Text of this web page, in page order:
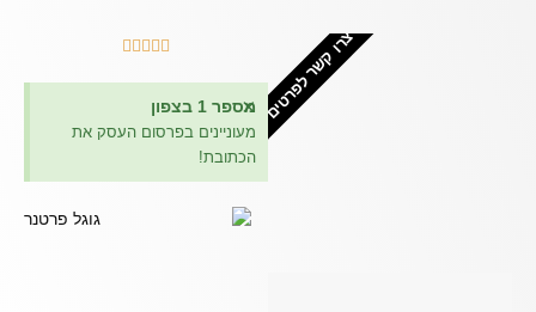
צרו קשר לפרטים 




מספר 1 בצפון
מעוניינים בפרסום העסק את
הכתובת!
×